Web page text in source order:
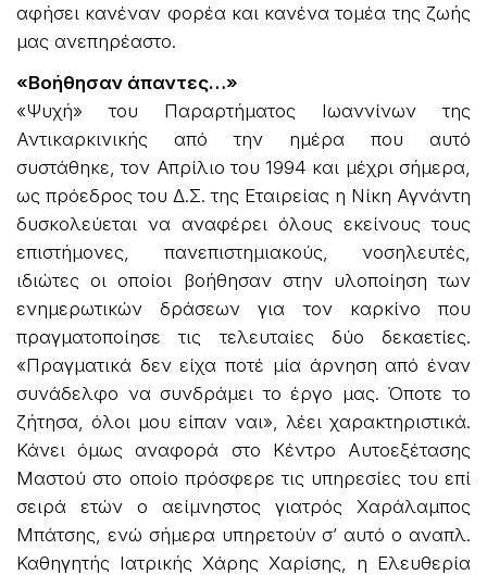
αφήσει κανέναν φορέα και κανένα τομέα της ζωής
μας ανεπηρέαστο.
«Βοήθησαν άπαντες…»
«Ψυχή» του Παραρτήματος Ιωαννίνων της
Αντικαρκινικής από την ημέρα που αυτό
συστάθηκε, τον Απρίλιο του 1994 και μέχρι σήμερα,
ως πρόεδρος του Δ.Σ. της Εταιρείας η Νίκη Αγνάντη
δυσκολεύεται να αναφέρει όλους εκείνους τους
επιστήμονες, πανεπιστημιακούς, νοσηλευτές,
ιδιώτες οι οποίοι βοήθησαν στην υλοποίηση των
ενημερωτικών δράσεων για τον καρκίνο που
πραγματοποίησε τις τελευταίες δύο δεκαετίες.
«Πραγματικά δεν είχα ποτέ μία άρνηση από έναν
συνάδελφο να συνδράμει το έργο μας. Όποτε το
ζήτησα, όλοι μου είπαν ναι», λέει χαρακτηριστικά.
Κάνει όμως αναφορά στο Κέντρο Αυτοεξέτασης
Μαστού στο οποίο πρόσφερε τις υπηρεσίες του επί
σειρά ετών ο αείμνηστος γιατρός Χαράλαμπος
Μπάτσης, ενώ σήμερα υπηρετούν σ’ αυτό ο αναπλ.
Καθηγητής Ιατρικής Χάρης Χαρίσης, η Ελευθερία